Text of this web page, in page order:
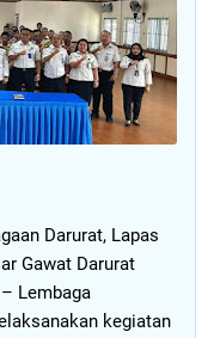
Darurat, Lapas
Gawat Darurat
Lembaga
kegiatan